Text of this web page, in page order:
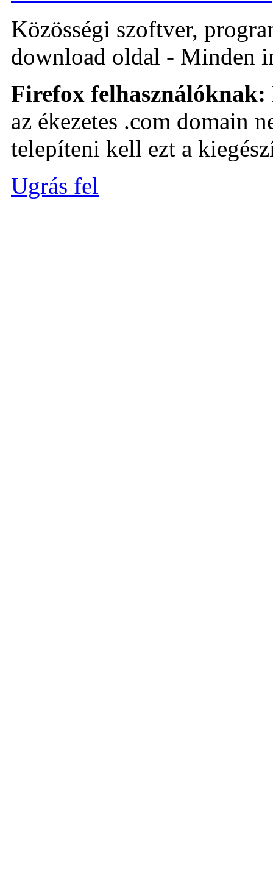
Közösségi szoftver,
download oldal - Minden
Firefox felhasználóknak:
az ékezetes .com domain
telepíteni kell ezt a
Ugrás fel